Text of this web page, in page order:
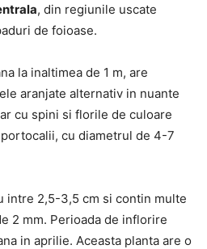
, din regiunile uscate
de foioase.
la inaltimea de 1 m, are
aranjate alternativ in nuante
cu spini si florile de culoare
cu diametrul de 4-7
intre 2,5-3,5 cm si contin multe
2 mm. Perioada de inflorire
in aprilie. Aceasta planta are o